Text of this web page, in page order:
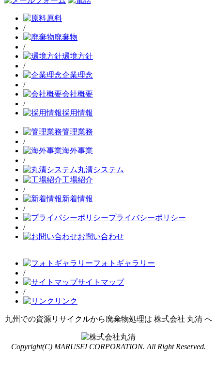
原料
/
廃棄物
/
環境方針
/
企業理念
/
会社概要
/
採用情報
管理業務
/
海外事業
/
丸清システム
工場紹介
/
新着情報
/
プライバシーポリシー
/
お問い合わせ
フォトギャラリー
/
サイトマップ
/
リンク
九州での資源リサイクルから廃棄物処理は 株式会社 丸清 へ
Copyright(C) MARUSEI CORPORATION. All Right Reserved.